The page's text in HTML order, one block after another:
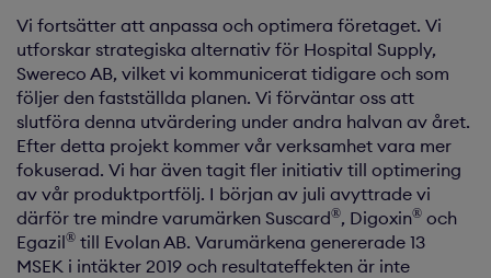
Vi fortsätter att anpassa och optimera företaget. Vi
utforskar strategiska alternativ för Hospital Supply,
Swereco AB, vilket vi kommunicerat tidigare och som
följer den fastställda planen. Vi förväntar oss att
slutföra denna utvärdering under andra halvan av året.
Efter detta projekt kommer vår verksamhet vara mer
fokuserad. Vi har även tagit fler initiativ till optimering
av vår produktportfölj. I början av juli avyttrade vi
därför tre mindre varumärken Suscard®, Digoxin® och
Egazil® till Evolan AB. Varumärkena genererade 13
MSEK i intäkter 2019 och resultateffekten är inte